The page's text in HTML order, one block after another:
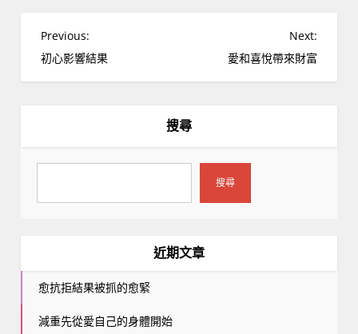
文
章
導
Previous:
初心影響結果
Next:
愛和喜悅帶來財富
搜尋
搜尋
近期文章
愈抗拒結果被抓的愈緊
減重先從愛自己的身體開始